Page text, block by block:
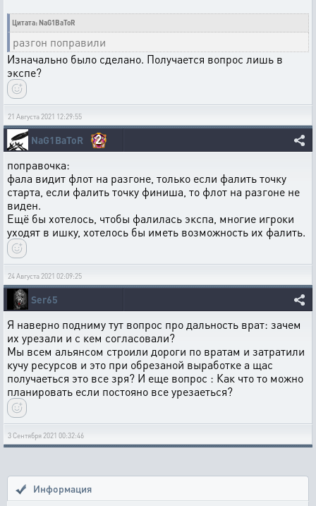
Цитата: NaG1BaToR
разгон поправили
Изначально было сделано. Получается вопрос лишь в
экспе?
21 Августа 2021 12:29:55
NaG1BaToR 2
поправочка:
фала видит флот на разгоне, только если фалить точку
старта, если фалить точку финиша, то флот на разгоне не
виден.
Ещё бы хотелось, чтобы фалилась экспа, многие игроки
уходят в ишку, хотелось бы иметь возможность их фалить.
24 Августа 2021 02:09:25
Ser65
Я наверно подниму тут вопрос про дальность врат: зачем
их урезали и с кем согласовали?
Мы всем альянсом строили дороги по вратам и затратили
кучу ресурсов и это при обрезаной выработке а щас
получаеться это все зря? И еще вопрос : Как что то можно
планировать если постояно все урезаеться?
3 Сентября 2021 00:32:46
Информация